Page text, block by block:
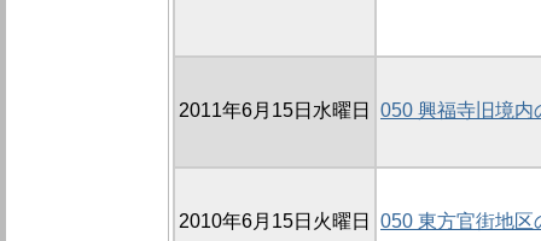
2011年6月15日水曜日 050 興福寺旧境内
2010年6月15日火曜日 050 東方官街地区